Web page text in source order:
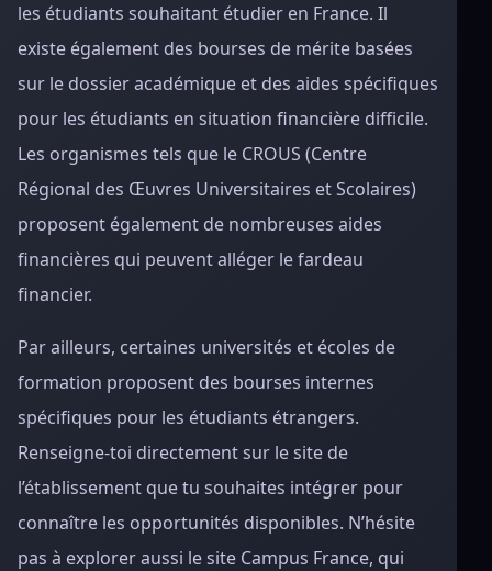
les étudiants souhaitant étudier en France. Il
existe également des bourses de mérite basées
sur le dossier académique et des aides spécifiques
pour les étudiants en situation financière difficile.
Les organismes tels que le CROUS (Centre
Régional des Œuvres Universitaires et Scolaires)
proposent également de nombreuses aides
financières qui peuvent alléger le fardeau
financier.
Par ailleurs, certaines universités et écoles de
formation proposent des bourses internes
spécifiques pour les étudiants étrangers.
Renseigne-toi directement sur le site de
l’établissement que tu souhaites intégrer pour
connaître les opportunités disponibles. N’hésite
pas à explorer aussi le site Campus France, qui